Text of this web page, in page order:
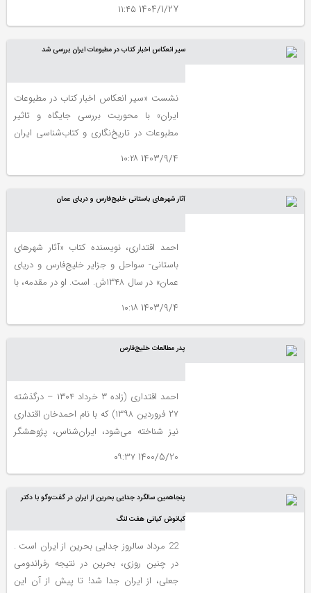
عمیق، ملتزم و گاه پیش‌رو را عرضه می‌کنند.
1404/1/27 ۱۱:۴۵
سیر انعکاس اخبار کتاب در مطبوعات ایران بررسی شد
نشست «سیر انعکاس اخبار کتاب در مطبوعات
ایران» با محوریت بررسی جایگاه و تاثیر
مطبوعات در تاریخ‌نگاری و کتاب‌شناسی ایران
1403/9/4 ۱۰:۲۸
آثار شهرهای باستانی خلیج‌‌‌فارس و دریای عمان
احمد اقتداری، نویسنده کتاب «آثار شهرهای‌
باستانی- سواحل و جزایر خلیج‌فارس و دریای
‌عمان» در سال ۱۳۴۸ش. است. او در مقدمه، با
1403/9/4 ۱۰:۱۸
پدر مطالعات خلیج‌فارس
احمد اقتداری (زاده ۳ خرداد ۱۳۰۴ – درگذشته
۲۷ فروردین ۱۳۹۸) كه با نام احمدخان اقتداری
نیز شناخته می‌شود، ایران‌شناس، پژوهشگر
و استاد دانشگاه ایرانی بود
1400/5/20 ۰۹:۳۷
پنجاهمین سالگرد جدایی بحرین از ایران در گفت‌وگو با دكتر
كیانوش كیانی هفت لنگ
22 مرداد سالروز جدایی بحرین از ایران است .
در چنین روزی، بحرین در نتیجه رفراندومی
جعلی، از ایران جدا شد! تا پیش از آن این